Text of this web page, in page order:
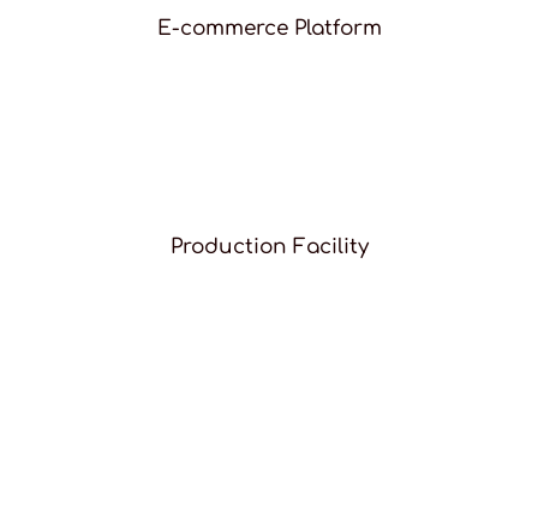
E-commerce Platform
Production Facility